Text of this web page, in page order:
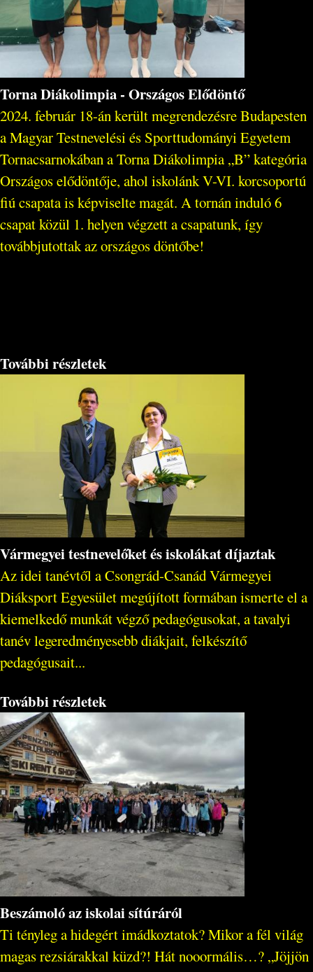
Torna Diákolimpia - Országos Elődöntő
2024. február 18-án került megrendezésre Budapesten
a Magyar Testnevelési és Sporttudományi Egyetem
Tornacsarnokában a Torna Diákolimpia „B” kategória
Országos elődöntője, ahol iskolánk V-VI. korcsoportú
fiú csapata is képviselte magát. A tornán induló 6
csapat közül 1. helyen végzett a csapatunk, így
továbbjutottak az országos döntőbe!
További részletek
Vármegyei testnevelőket és iskolákat díjaztak
Az idei tanévtől a Csongrád-Csanád Vármegyei
Diáksport Egyesület megújított formában ismerte el a
kiemelkedő munkát végző pedagógusokat, a tavalyi
tanév legeredményesebb diákjait, felkészítő
pedagógusait...
További részletek
Beszámoló az iskolai sítúráról
Ti tényleg a hidegért imádkoztatok? Mikor a fél világ
magas rezsiárakkal küzd?! Hát nooormális…? „Jöjjön